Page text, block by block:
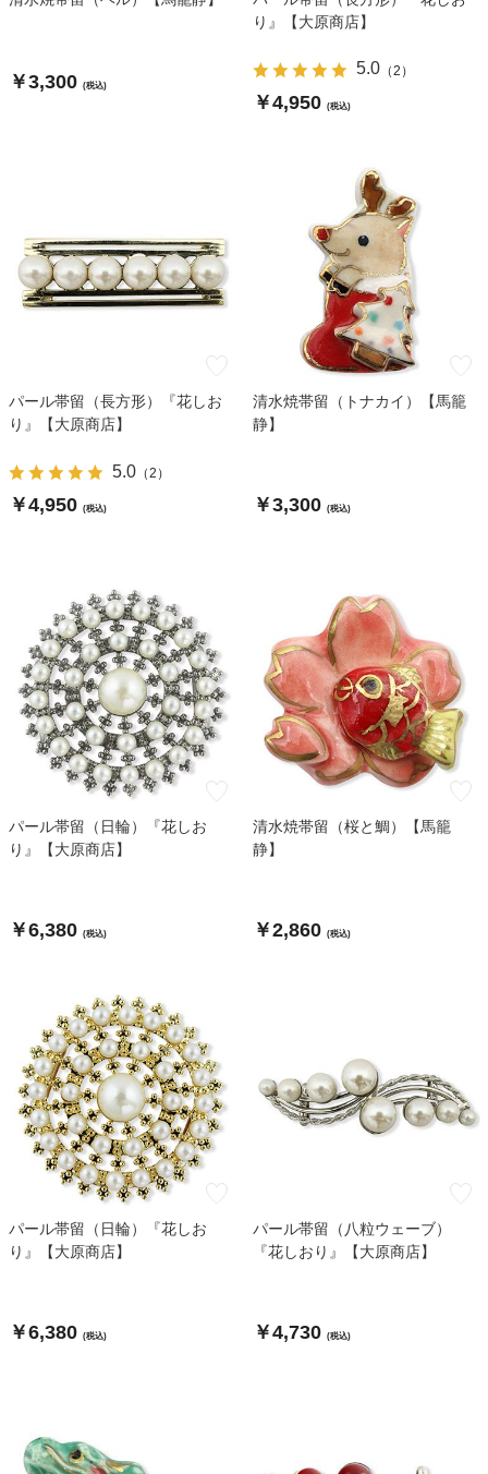
￥3,300 (税込)
り』【大原商店】
5.0（2 ）
￥4,950 (税込)
パール帯留（長方形）『花しお
り』【大原商店】
5.0（2 ）
￥4,950 (税込)
清水焼帯留（トナカイ）【馬籠
静】
￥3,300 (税込)
パール帯留（日輪）『花しお
り』【大原商店】
￥6,380 (税込)
清水焼帯留（桜と鯛）【馬籠
静】
￥2,860 (税込)
パール帯留（日輪）『花しお
り』【大原商店】
￥6,380 (税込)
パール帯留（八粒ウェーブ）
『花しおり』【大原商店】
￥4,730 (税込)